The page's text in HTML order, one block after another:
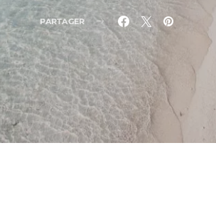
PARTAGER